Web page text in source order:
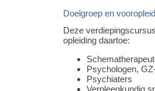
Doelgroep en
Deze
opleiding daartoe:
Psychologen,
Psychiaters